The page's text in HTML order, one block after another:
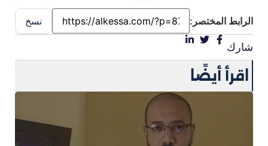
الرابط المختصر: نسخ
شارك
اقرأ أيضًا